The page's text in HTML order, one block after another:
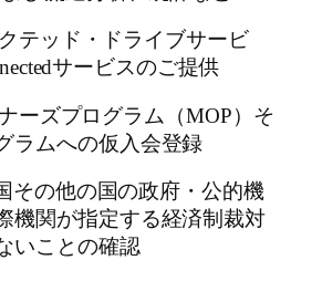
テッド・ドライブサービ
サービスのご提供
ーズプログラム（MOP）そ
ラムへの仮入会登録
その他の国の政府・公的機
機関が指定する経済制裁対
いことの確認